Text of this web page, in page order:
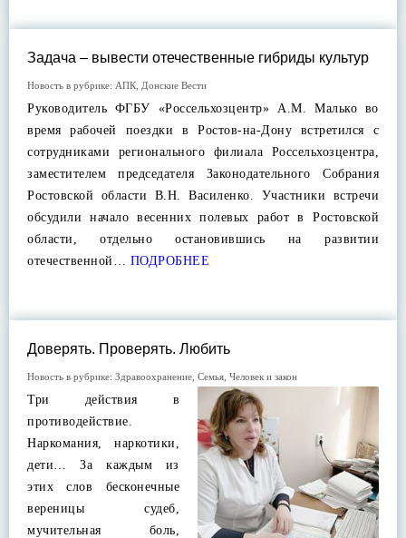
Задача – вывести отечественные гибриды культур
Новость в рубрике: АПК Донские Вести
Руководитель ФГБУ «Россельхозцентр» А.М. Малько во
время рабочей поездки в Ростов-на-Дону встретился с
сотрудниками регионального филиала Россельхозцентра,
заместителем председателя Законодательного Собрания
Ростовской области В.Н. Василенко. Участники встречи
обсудили начало весенних полевых работ в Ростовской
области, отдельно остановившись на развитии
отечественной… ПОДРОБНЕЕ
Доверять. Проверять. Любить
Новость в рубрике: Здравоохранение Семья Человек и закон
Три действия в
противодействие.
Наркомания, наркотики,
дети… За каждым из
этих слов бесконечные
вереницы судеб,
мучительная боль,